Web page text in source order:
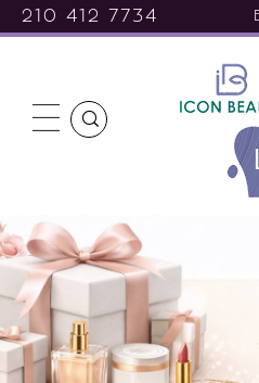
210 412 7734